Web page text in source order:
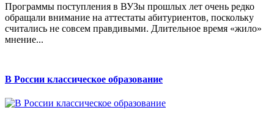
Программы поступления в ВУЗы прошлых лет очень редко
обращали внимание на аттестаты абитуриентов, поскольку
считались не совсем правдивыми. Длительное время «жило»
мнение...
В России классическое образование